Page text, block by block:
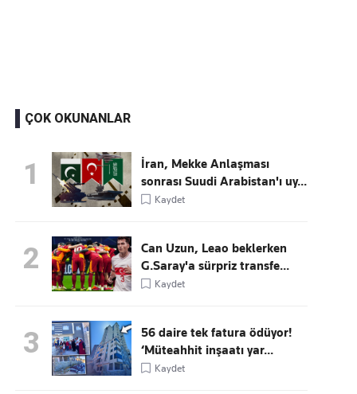
ÇOK OKUNANLAR
1
İran, Mekke Anlaşması
sonrası Suudi Arabistan'ı uy...
Kaydet
2
Can Uzun, Leao beklerken
G.Saray'a sürpriz transfe...
Kaydet
3
56 daire tek fatura ödüyor!
‘Müteahhit inşaatı yar...
Kaydet